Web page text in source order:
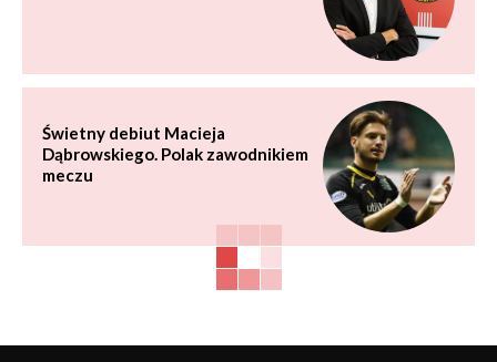
Świetny debiut Macieja
Dąbrowskiego. Polak zawodnikiem
meczu